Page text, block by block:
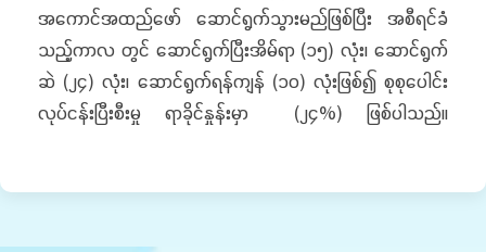
အကောင်အထည်ဖော် ဆောင်ရွက်သွားမည်ဖြစ်ပြီး အစီရင်ခံ
သည့်ကာလ တွင် ဆောင်ရွက်ပြီးအိမ်ရာ (၁၅) လုံး၊ ဆောင်ရွက်
ဆဲ (၂၄) လုံး၊ ဆောင်ရွက်ရန်ကျန် (၁၀) လုံးဖြစ်၍ စုစုပေါင်း
လုပ်ငန်းပြီးစီးမှု ရာခိုင်နှုန်းမှာ (၂၄%) ဖြစ်ပါသည်။